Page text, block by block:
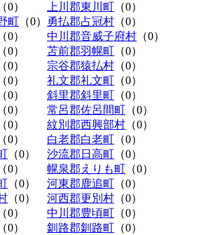
（0） 上川郡東川町 （0）
町 （0） 勇払郡占冠村 （0）
（0） 中川郡音威子府村 （0）
（0） 苫前郡羽幌町 （0）
（0） 宗谷郡猿払村 （0）
（0） 礼文郡礼文町 （0）
（0） 斜里郡斜里町 （0）
（0） 常呂郡佐呂間町 （0）
（0） 紋別郡西興部村 （0）
（0） 白老郡白老町 （0）
（0） 沙流郡日高町 （0）
（0） 幌泉郡えりも町 （0）
（0） 河東郡鹿追町 （0）
（0） 河西郡更別村 （0）
（0） 中川郡豊頃町 （0）
（0） 釧路郡釧路町 （0）